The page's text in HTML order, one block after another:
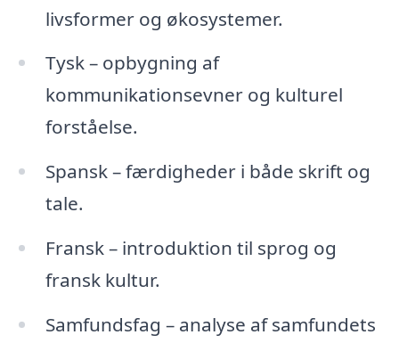
livsformer og økosystemer.
Tysk – opbygning af
kommunikationsevner og kulturel
forståelse.
Spansk – færdigheder i både skrift og
tale.
Fransk – introduktion til sprog og
fransk kultur.
Samfundsfag – analyse af samfundets